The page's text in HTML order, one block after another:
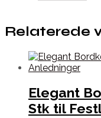
Relaterede
Elegant
Stk til